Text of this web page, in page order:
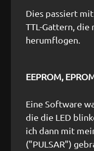
Dies passiert
TTL-Gattern, die
herumflogen.
EEPROM,
Eine Software
die die LED
ich dann mit
("PULSAR")